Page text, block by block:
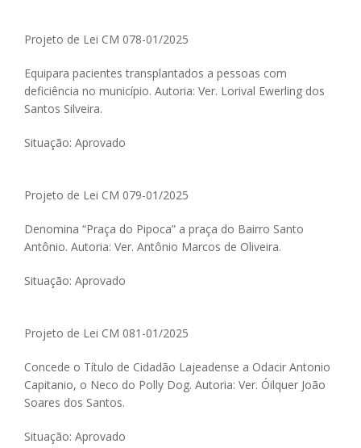
Projeto de Lei CM 078-01/2025
Equipara pacientes transplantados a pessoas com
deficiência no município. Autoria: Ver. Lorival Ewerling dos
Santos Silveira.
Situação: Aprovado
Projeto de Lei CM 079-01/2025
Denomina “Praça do Pipoca” a praça do Bairro Santo
Antônio. Autoria: Ver. Antônio Marcos de Oliveira.
Situação: Aprovado
Projeto de Lei CM 081-01/2025
Concede o Título de Cidadão Lajeadense a Odacir Antonio
Capitanio, o Neco do Polly Dog. Autoria: Ver. Óilquer João
Soares dos Santos.
Situação: Aprovado